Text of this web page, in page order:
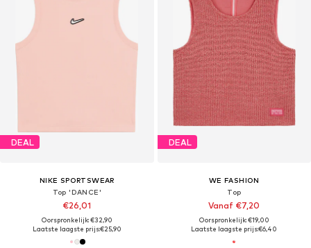
DEAL
NIKE SPORTSWEAR
Top 'DANCE'
€26,01
Oorspronkelijk: €32,90
Laatste laagste prijs:€25,90
DEAL
WE FASHION
Top
Vanaf €7,20
Oorspronkelijk: €19,00
Laatste laagste prijs:€6,40